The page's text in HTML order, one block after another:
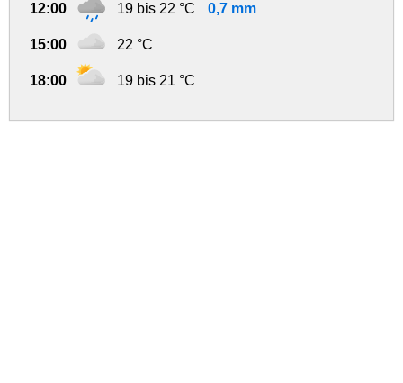
12:00 19 bis 22 °C 0,7 mm
15:00 22 °C
18:00 19 bis 21 °C